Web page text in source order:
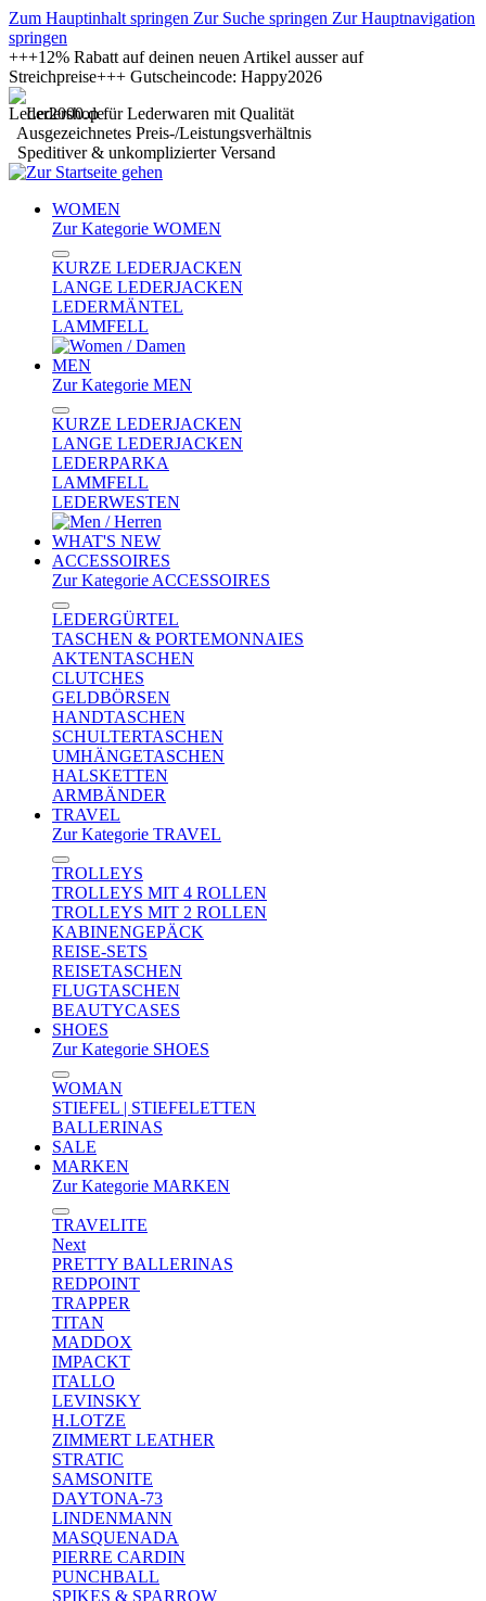
Zum Hauptinhalt springen Zur Suche springen Zur Hauptnavigation
springen
+++12% Rabatt auf deinen neuen Artikel ausser auf
Streichpreise+++ Gutscheincode: Happy2026
Ledershop für Lederwaren mit Qualität
Ausgezeichnetes Preis-/Leistungsverhältnis
Speditiver & unkomplizierter Versand
WOMEN
Zur Kategorie WOMEN
KURZE LEDERJACKEN
LANGE LEDERJACKEN
LEDERMÄNTEL
LAMMFELL
MEN
Zur Kategorie MEN
KURZE LEDERJACKEN
LANGE LEDERJACKEN
LEDERPARKA
LAMMFELL
LEDERWESTEN
WHAT'S NEW
ACCESSOIRES
Zur Kategorie ACCESSOIRES
LEDERGÜRTEL
TASCHEN & PORTEMONNAIES
AKTENTASCHEN
CLUTCHES
GELDBÖRSEN
HANDTASCHEN
SCHULTERTASCHEN
UMHÄNGETASCHEN
HALSKETTEN
ARMBÄNDER
TRAVEL
Zur Kategorie TRAVEL
TROLLEYS
TROLLEYS MIT 4 ROLLEN
TROLLEYS MIT 2 ROLLEN
KABINENGEPÄCK
REISE-SETS
REISETASCHEN
FLUGTASCHEN
BEAUTYCASES
SHOES
Zur Kategorie SHOES
WOMAN
STIEFEL | STIEFELETTEN
BALLERINAS
SALE
MARKEN
Zur Kategorie MARKEN
TRAVELITE
Next
PRETTY BALLERINAS
REDPOINT
TRAPPER
TITAN
MADDOX
IMPACKT
ITALLO
LEVINSKY
H.LOTZE
ZIMMERT LEATHER
STRATIC
SAMSONITE
DAYTONA-73
LINDENMANN
MASQUENADA
PIERRE CARDIN
PUNCHBALL
SPIKES & SPARROW